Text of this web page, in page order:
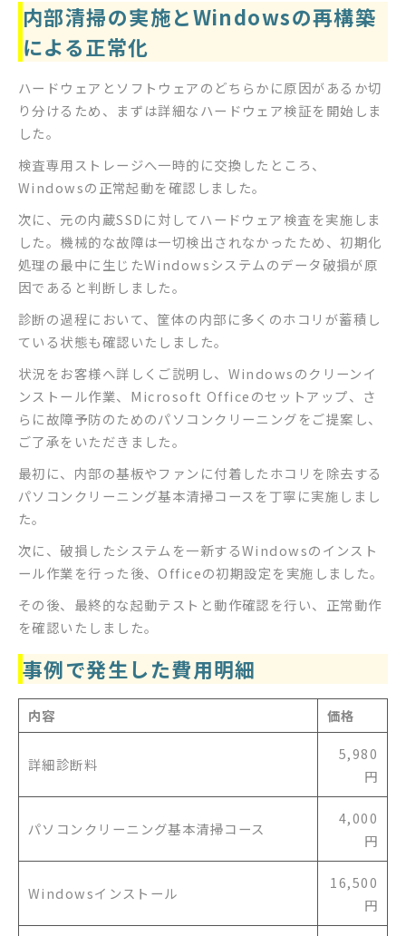
内部清掃の実施とWindowsの再構築
による正常化
ハードウェアとソフトウェアのどちらかに原因があるか切
り分けるため、まずは詳細なハードウェア検証を開始しま
した。
検査専用ストレージへ一時的に交換したところ、
Windowsの正常起動を確認しました。
次に、元の内蔵SSDに対してハードウェア検査を実施しま
した。機械的な故障は一切検出されなかったため、初期化
処理の最中に生じたWindowsシステムのデータ破損が原
因であると判断しました。
診断の過程において、筐体の内部に多くのホコリが蓄積し
ている状態も確認いたしました。
状況をお客様へ詳しくご説明し、Windowsのクリーンイ
ンストール作業、Microsoft Officeのセットアップ、さ
らに故障予防のためのパソコンクリーニングをご提案し、
ご了承をいただきました。
最初に、内部の基板やファンに付着したホコリを除去する
パソコンクリーニング基本清掃コースを丁寧に実施しまし
た。
次に、破損したシステムを一新するWindowsのインスト
ール作業を行った後、Officeの初期設定を実施しました。
その後、最終的な起動テストと動作確認を行い、正常動作
を確認いたしました。
事例で発生した費用明細
内容 価格
詳細診断料
5,980
円
パソコンクリーニング基本清掃コース
4,000
円
Windowsインストール
16,500
円